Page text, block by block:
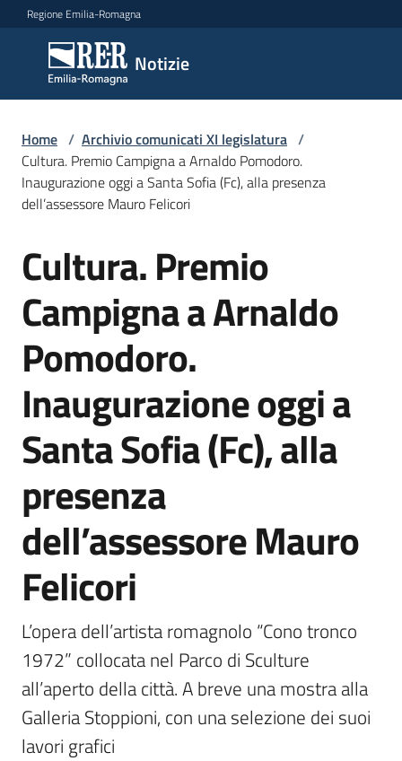
Vai al contenuto
Vai alla navigazione
Vai al footer
Regione Emilia-Romagna
Notizie
Notizie
Comunicati
stampa
Cerca
comunicato
Risorse
Agenzia
di
informazione
comunicazione
Seguici
su
Home / Archivio comunicati XI legislatura /
Cultura. Premio Campigna a Arnaldo Pomodoro.
Inaugurazione oggi a Santa Sofia (Fc), alla presenza
dell’assessore Mauro Felicori
Salta al contenuto
Cultura. Premio
Campigna a Arnaldo
Pomodoro.
Inaugurazione oggi a
Santa Sofia (Fc), alla
presenza
dell’assessore Mauro
Felicori
L’opera dell’artista romagnolo “Cono tronco
1972” collocata nel Parco di Sculture
all’aperto della città. A breve una mostra alla
Galleria Stoppioni, con una selezione dei suoi
lavori grafici